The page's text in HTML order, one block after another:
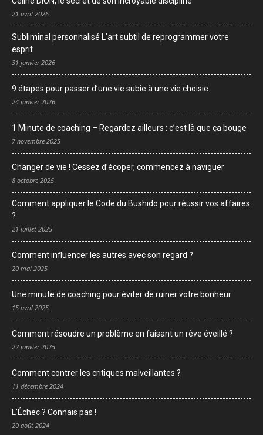
21 avril 2026
Subliminal personnalisé L’art subtil de reprogrammer votre
esprit
31 janvier 2026
9 étapes pour passer d’une vie subie à une vie choisie
24 janvier 2026
1 Minute de coaching – Regardez ailleurs : c’est là que ça bouge
7 novembre 2025
Changer de vie ! Cessez d’écoper, commencez à naviguer
8 octobre 2025
Comment appliquer le Code du Bushido pour réussir vos affaires
?
21 juillet 2025
Comment influencer les autres avec son regard ?
20 mai 2025
Une minute de coaching pour éviter de ruiner votre bonheur
15 avril 2025
Comment résoudre un problème en faisant un rêve éveillé ?
22 janvier 2025
Comment contrer les critiques malveillantes ?
11 décembre 2024
L’Échec ? Connais pas !
20 août 2024